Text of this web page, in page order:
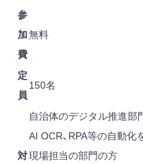
参
加
費
無料
定
員
150名
対
自治体のデジタル推進部
AI OCR、RPA等の自動化
現場担当の部門の方